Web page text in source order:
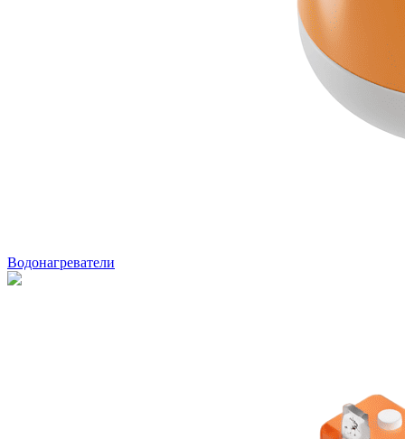
Водонагреватели